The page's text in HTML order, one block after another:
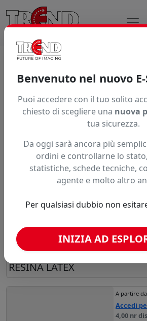
CLEANING BROTHER
RESINA LATEX
A partire da:
Accedi
Cleaning
A partire
Accedi
4,00 nr
Benvenuto nel nuovo
Puoi accedere con il tuo solito
chiesto di scegliere una nuova
tua sicurezza.
Da oggi sarà ancora più
ordini e controllarne lo
statistiche, schede tecniche,
agente e molto altro
Per qualsiasi dubbio non
INIZIA AD